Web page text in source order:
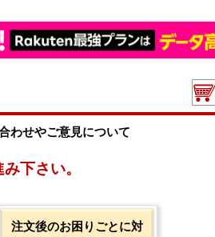
わせやご意見について
下さい。
注文後のお困りごとに対